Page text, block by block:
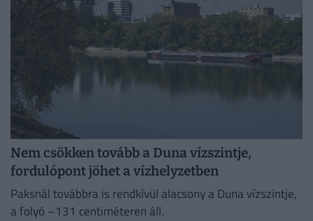
Nem csökken tovább a Duna vízszintje,
fordulópont jöhet a vízhelyzetben
Paksnál továbbra is rendkívül alacsony a Duna vízszintje,
a folyó –131 centiméteren áll.